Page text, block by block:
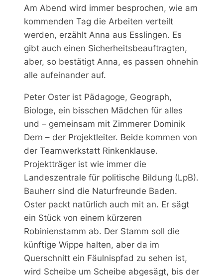
Am Abend wird immer besprochen, wie am
kommenden Tag die Arbeiten verteilt
werden, erzählt Anna aus Esslingen. Es
gibt auch einen Sicherheitsbeauftragten,
aber, so bestätigt Anna, es passen ohnehin
alle aufeinander auf.
Peter Oster ist Pädagoge, Geograph,
Biologe, ein bisschen Mädchen für alles
und – gemeinsam mit Zimmerer Dominik
Dern – der Projektleiter. Beide kommen von
der Teamwerkstatt Rinkenklause.
Projektträger ist wie immer die
Landeszentrale für politische Bildung (LpB).
Bauherr sind die Naturfreunde Baden.
Oster packt natürlich auch mit an. Er sägt
ein Stück von einem kürzeren
Robinienstamm ab. Der Stamm soll die
künftige Wippe halten, aber da im
Querschnitt ein Fäulnispfad zu sehen ist,
wird Scheibe um Scheibe abgesägt, bis der